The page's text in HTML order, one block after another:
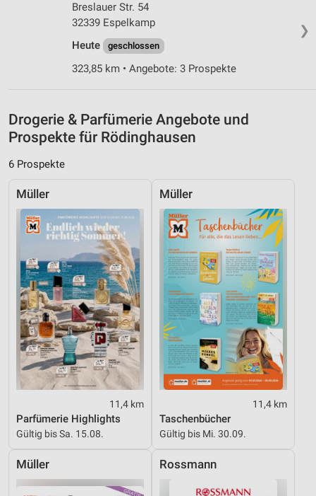
❯
Breslauer Str. 54
32339 Espelkamp
Heute
geschlossen
323,85 km • Angebote: 3 Prospekte
Drogerie & Parfümerie Angebote und
Prospekte für Rödinghausen
6 Prospekte
Müller
11,4 km
Parfümerie Highlights
Gültig bis Sa. 15.08.
Müller
11,4 km
Taschenbücher
Gültig bis Mi. 30.09.
Müller Rossmann
Messung der Werbeleistung
Messung der Performance von Inhalten
Entwicklung und Verbesserung der Angebote
Verwendung reduzierter Daten zur Auswahl von
Inhalten
IAB-Besonderheiten:
Verwendung genauer Standortdaten
Geräte anhand von aktiv angeforderten
Informationen identifizieren
Nicht-IAB-Verarbeitungszwecke:
Notwendig
Performance
Funktional
Werbung